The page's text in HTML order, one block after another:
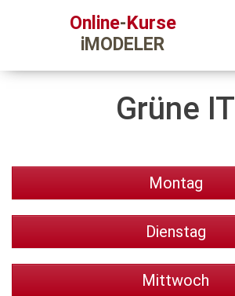
Online-Kurse
iMODELER
Grüne IT
Montag
Dienstag
Mittwoch